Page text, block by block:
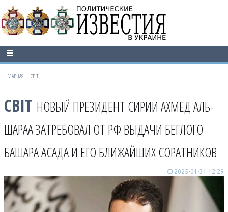
ГЛАВНАЯ СВІТ
СВІТ НОВЫЙ ПРЕЗИДЕНТ СИРИИ АХМЕД АЛЬ-
ШАРАА ЗАТРЕБОВАЛ ОТ РФ ВЫДАЧИ БЕГЛОГО
БАШАРА АСАДА И ЕГО БЛИЖАЙШИХ СОРАТНИКОВ
2025-01-31 12:29